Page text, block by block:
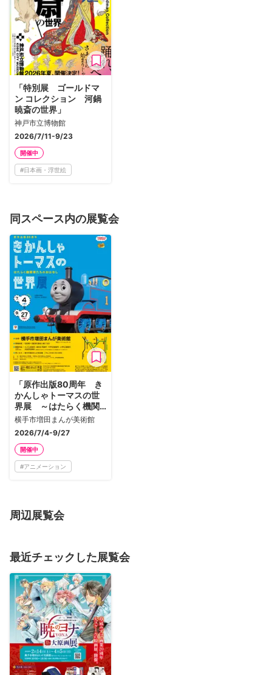
「特別展 ゴールドマ
ン コレクション 河鍋
暁斎の世界」
神戸市立博物館
2026/7/11-9/23
開催中
#日本画・浮世絵
同スペース内の展覧会
「原作出版80周年 き
かんしゃトーマスの世
界展 ～はたらく機関
車たちのおはなし～」
横手市増田まんが美術館
2026/7/4-9/27
開催中
#アニメーション
周辺展覧会
最近チェックした展覧会